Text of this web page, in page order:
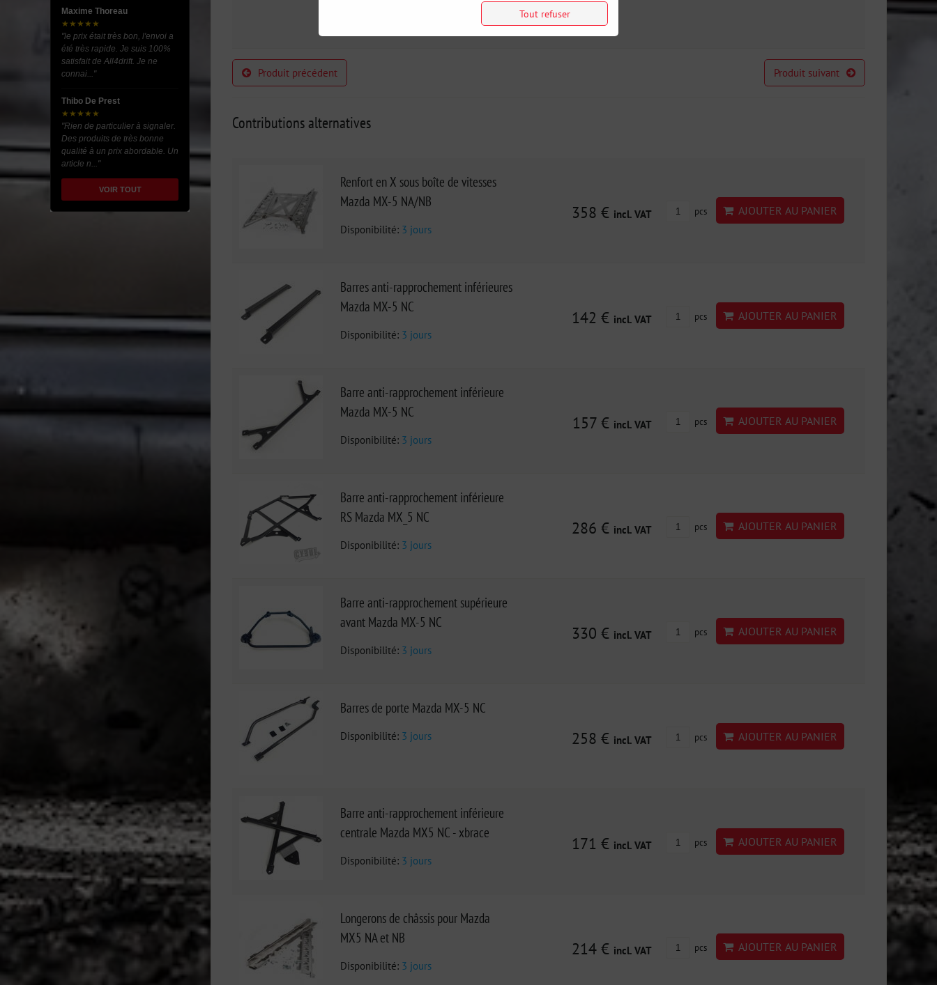
MX-5 NC
Produit précédent Produit suivant
Contributions alternatives
Renfort en X sous boîte de vitesses
Mazda MX-5 NA/NB
Disponibilité: 3 jours
358 € incl. VAT pcs AJOUTER AU PANIER
Barres anti-rapprochement inférieures
Mazda MX-5 NC
Disponibilité: 3 jours
142 € incl. VAT pcs AJOUTER AU PANIER
Barre anti-rapprochement inférieure
Mazda MX-5 NC
Disponibilité: 3 jours
157 € incl. VAT pcs AJOUTER AU PANIER
Barre anti-rapprochement inférieure
RS Mazda MX_5 NC
Disponibilité: 3 jours
286 € incl. VAT pcs AJOUTER AU PANIER
Barre anti-rapprochement supérieure
avant Mazda MX-5 NC
Disponibilité: 3 jours
330 € incl. VAT pcs AJOUTER AU PANIER
Barres de porte Mazda MX-5 NC
Disponibilité: 3 jours 258 € incl. VAT pcs AJOUTER AU PANIER
Barre anti-rapprochement inférieure
centrale Mazda MX5 NC - xbrace
Disponibilité: 3 jours
171 € incl. VAT pcs AJOUTER AU PANIER
Longerons de châssis pour Mazda
MX5 NA et NB
Disponibilité: 3 jours
214 € incl. VAT pcs AJOUTER AU PANIER
Maxime Thoreau
★★★★★
"le prix était très bon, l'envoi a
été très rapide. Je suis 100%
satisfait de All4drift. Je ne
connai..."
Thibo De Prest
★★★★★
"Rien de particulier à signaler.
Des produits de très bonne
qualité à un prix abordable. Un
article n..."
VOIR TOUT
Tout refuser